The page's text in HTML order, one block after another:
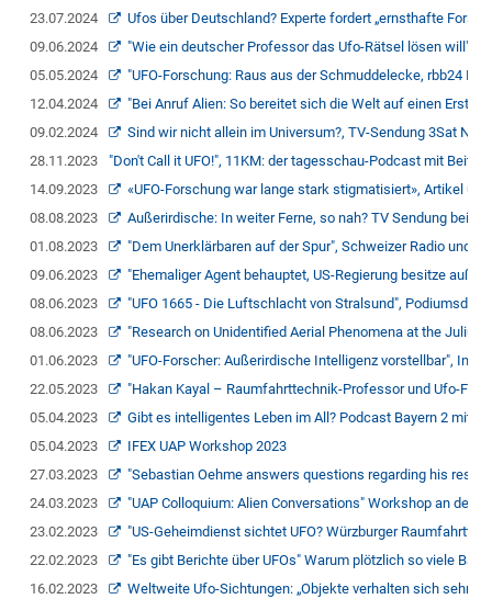
23.07.2024
Ufos über Deutschland? Experte fordert „ernsthafte
09.06.2024
"Wie ein deutscher Professor das Ufo-Rätsel lösen will",
05.05.2024
"UFO-Forschung: Raus aus der Schmuddelecke, rbb24
12.04.2024
"Bei Anruf Alien: So bereitet sich die Welt auf einen
09.02.2024
Sind wir nicht allein im Universum?, TV-Sendung 3Sat
28.11.2023
"Don't Call it UFO!", 11KM: der tagesschau-Podcast mit
14.09.2023
«UFO-Forschung war lange stark stigmatisiert», Artikel
08.08.2023
Außerirdische: In weiter Ferne, so nah? TV Sendung bei
01.08.2023
"Dem Unerklärbaren auf der Spur", Schweizer Radio und
09.06.2023
"Ehemaliger Agent behauptet, US-Regierung besitze
08.06.2023
"UFO 1665 - Die Luftschlacht von Stralsund",
08.06.2023
"Research on Unidentified Aerial Phenomena at the
01.06.2023
"UFO-Forscher: Außerirdische Intelligenz vorstellbar",
22.05.2023
"Hakan Kayal – Raumfahrttechnik-Professor und Ufo-
05.04.2023
Gibt es intelligentes Leben im All? Podcast Bayern 2 mit
05.04.2023
IFEX UAP Workshop 2023
27.03.2023
"Sebastian Oehme answers questions regarding his
24.03.2023
"UAP Colloquium: Alien Conversations" Workshop an der
23.02.2023
"US-Geheimdienst sichtet UFO? Würzburger
22.02.2023
"Es gibt Berichte über UFOs" Warum plötzlich so viele
16.02.2023
Weltweite Ufo-Sichtungen: „Objekte verhalten sich sehr